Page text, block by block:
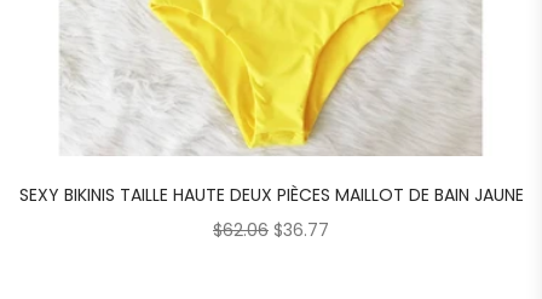
SEXY BIKINIS TAILLE HAUTE DEUX PIÈCES MAILLOT DE BAIN JAUNE
$62.06 $36.77